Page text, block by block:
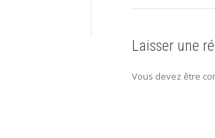
Laisser une
Vous devez être